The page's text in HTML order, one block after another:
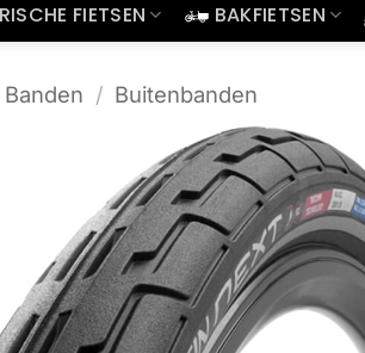
FIETSEN BAKFIETSEN
Banden / Buitenbanden